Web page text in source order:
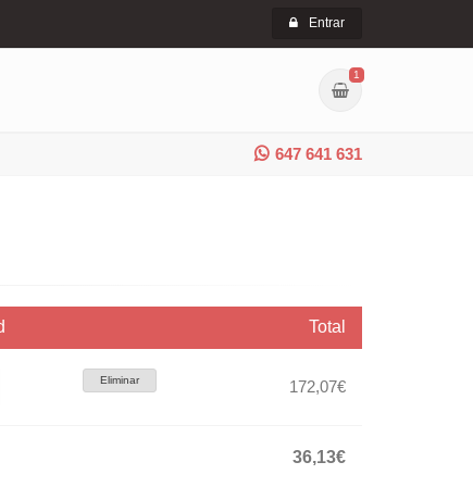
Entrar
1
647 641 631
Total
Eliminar 172,07€
36,13€